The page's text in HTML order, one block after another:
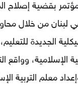
بقضية إصلاح
لبنان من خلال
الجديدة
الإسلامية، وواقع
معلم التربية